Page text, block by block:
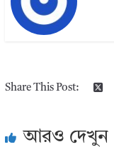
Share This Post:
আরও দেখুন